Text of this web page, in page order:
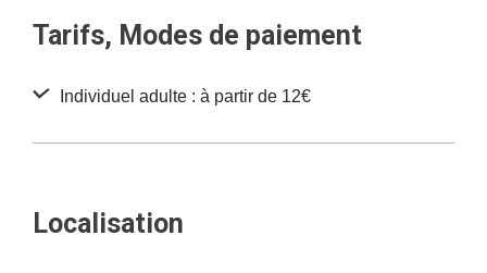
Tarifs, Modes de paiement
Individuel adulte : à partir de 12€
Localisation